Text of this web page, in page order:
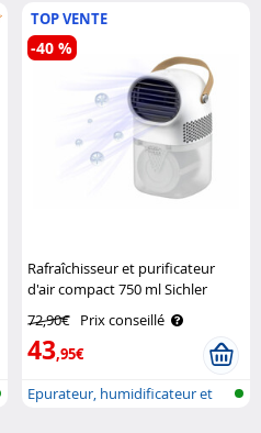
TOP VENTE
Rafraîchisseur et purificateur
d'air compact 750 ml Sichler
72,90€ Prix conseillé
43,95€
-40 %
Epurateur, humidificateur et